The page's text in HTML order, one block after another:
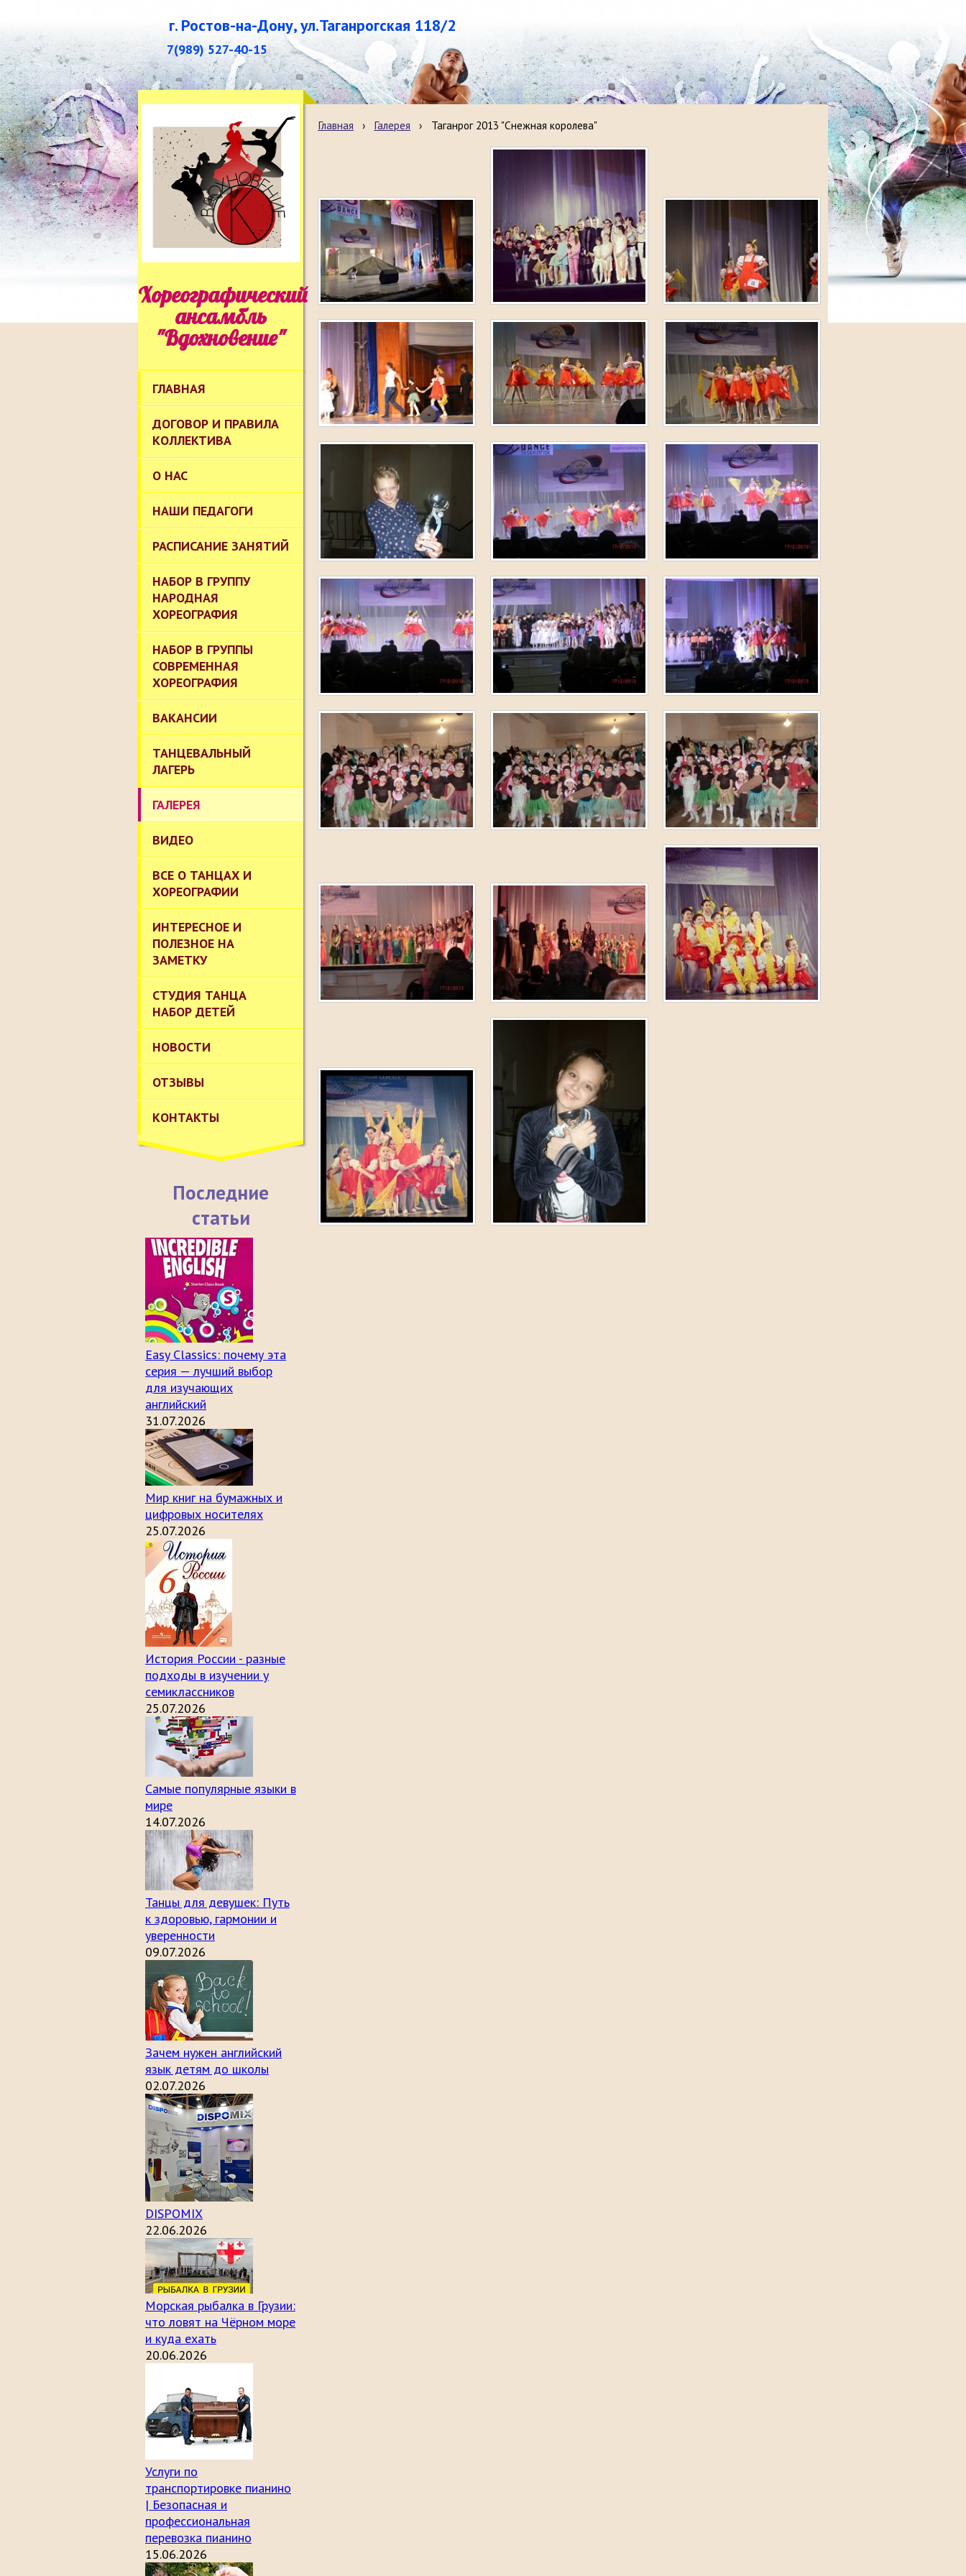
г. Ростов-на-Дону, ул.Таганрогская 118/2
7(989) 527-40-15
Хореографический
ансамбль
"Вдохновение"
ГЛАВНАЯ
ДОГОВОР И ПРАВИЛА
КОЛЛЕКТИВА
О НАС
НАШИ ПЕДАГОГИ
РАСПИСАНИЕ ЗАНЯТИЙ
НАБОР В ГРУППУ
НАРОДНАЯ
ХОРЕОГРАФИЯ
НАБОР В ГРУППЫ
СОВРЕМЕННАЯ
ХОРЕОГРАФИЯ
ВАКАНСИИ
ТАНЦЕВАЛЬНЫЙ
ЛАГЕРЬ
ГАЛЕРЕЯ
ВИДЕО
ВСЕ О ТАНЦАХ И
ХОРЕОГРАФИИ
ИНТЕРЕСНОЕ И
ПОЛЕЗНОЕ НА
ЗАМЕТКУ
СТУДИЯ ТАНЦА
НАБОР ДЕТЕЙ
НОВОСТИ
ОТЗЫВЫ
КОНТАКТЫ
Последние
статьи
Easy Classics: почему эта
серия — лучший выбор
для изучающих
английский
31.07.2026
Мир книг на бумажных и
цифровых носителях
25.07.2026
История России - разные
подходы в изучении у
семиклассников
25.07.2026
Самые популярные языки в
мире
14.07.2026
Танцы для девушек: Путь
к здоровью, гармонии и
уверенности
09.07.2026
Зачем нужен английский
язык детям до школы
02.07.2026
DISPOMIX
22.06.2026
Морская рыбалка в Грузии:
что ловят на Чёрном море
и куда ехать
20.06.2026
Услуги по
транспортировке пианино
| Безопасная и
профессиональная
перевозка пианино
15.06.2026
Главная › Галерея › Таганрог 2013 "Снежная королева"